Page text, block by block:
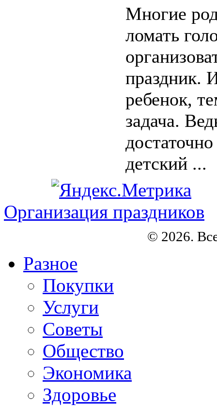
Многие
ломать
праздник.
ребенок,
задача.
детский ...
Организация праздников
© 2026.
Разное
Покупки
Услуги
Советы
Общество
Экономика
Здоровье